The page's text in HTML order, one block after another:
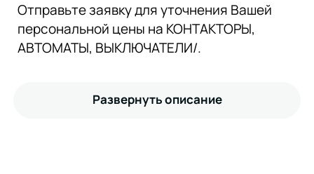
Отправьте заявку для уточнения Вашей
персональной цены на КОНТАКТОРЫ,
АВТОМАТЫ, ВЫКЛЮЧАТЕЛИ/.
Развернуть описание